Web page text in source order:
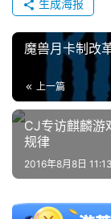
会
上
海
站
中
(
生成海报
魔兽月卡制改
上一篇
CJ专访麒麟游
规律
2016年8月8日